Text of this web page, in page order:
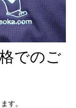
でのご
す。